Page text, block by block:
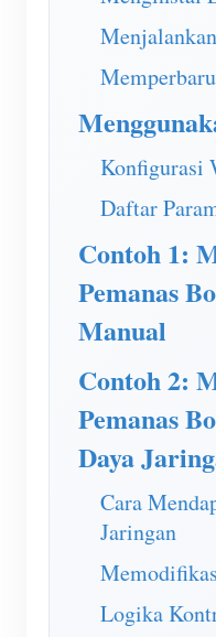
Simulator
Pengukur
Sistem
Aplikasi
Monitor
Sistem
Otomasi
Mulai Cepat
Masyarakat
Pengembang
Program
Kontak
Tentang kami
Konfigurasi
Daftar
Contoh 1:
Pemanas
Manual
Contoh 2:
Pemanas
Daya
Cara
Jaringan
Logika